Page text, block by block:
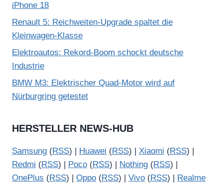
iPhone 18
Renault 5: Reichweiten-Upgrade spaltet die
Kleinwagen-Klasse
Elektroautos: Rekord-Boom schockt deutsche
Industrie
BMW M3: Elektrischer Quad-Motor wird auf
Nürburgring getestet
HERSTELLER NEWS-HUB
Samsung (RSS) | Huawei (RSS) | Xiaomi (RSS) |
Redmi (RSS) | Poco (RSS) | Nothing (RSS) |
OnePlus (RSS) | Oppo (RSS) | Vivo (RSS) |
Realme